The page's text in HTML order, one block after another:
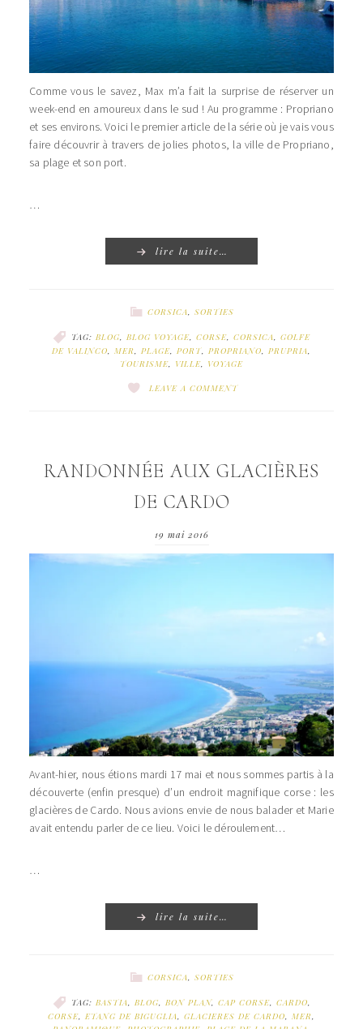
Comme vous le savez, Max m’a fait la surprise de réserver un
week-end en amoureux dans le sud ! Au programme : Propriano
et ses environs. Voici le premier article de la série où je vais vous
faire découvrir à travers de jolies photos, la ville de Propriano,
sa plage et son port.
…
lire la suite…
CORSICA, SORTIES
TAG: BLOG, BLOG VOYAGE, CORSE, CORSICA, GOLFE
DE VALINCO, MER, PLAGE, PORT, PROPRIANO, PRUPRIA,
TOURISME, VILLE, VOYAGE
LEAVE A COMMENT
RANDONNÉE AUX GLACIÈRES
DE CARDO
19 mai 2016
Avant-hier, nous étions mardi 17 mai et nous sommes partis à la
découverte (enfin presque) d’un endroit magnifique corse : les
glacières de Cardo. Nous avions envie de nous balader et Marie
avait entendu parler de ce lieu. Voici le déroulement…
…
lire la suite…
CORSICA, SORTIES
TAG: BASTIA, BLOG, BON PLAN, CAP CORSE, CARDO,
CORSE, ETANG DE BIGUGLIA, GLACIERES DE CARDO, MER,